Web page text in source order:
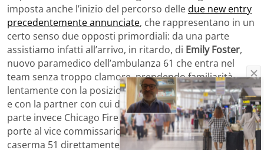
imposta anche l’inizio del percorso delledue new entry
precedentemente annunciate, che rappresentano in un
certo senso due opposti primordiali: da una parte
assistiamo infatti all’arrivo, in ritardo, di Emily Foster,
nuovo paramedico dell’ambulanza 61 che entra nel
team senza troppo clamore, prendendo familiarità
lentamente con la posizione che si ritrova ad occupare
e con la partner con cui dovrà condividerla; dall’altra
parte invece Chicago Fire si ritrova a dover aprire le
porte al vice commissarioJerry Gorsch, mandato alla
caserma 51 direttamente dai piani più alti